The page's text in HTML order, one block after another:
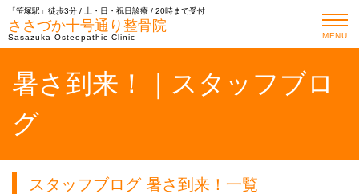
「笹塚駅」徒歩3分 / 土・日・祝日診療 / 20時まで受付
ささづか十号通り整骨院
Sasazuka Osteopathic Clinic MENU
暑さ到来！｜スタッフブロ
グ
スタッフブログ 暑さ到来！一覧